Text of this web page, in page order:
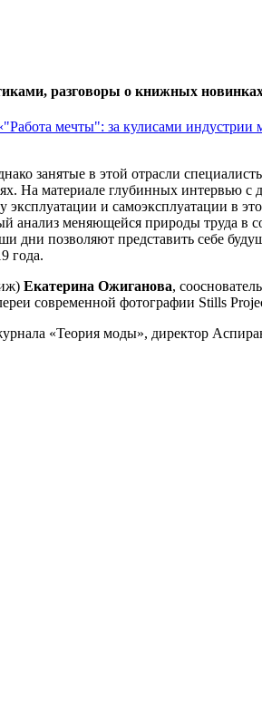
разговоры о книжных
мечты": за кулисами индустрии
занятые в этой отрасли
На материале глубинных интервью с
и самоэксплуатации в
анализ меняющейся природы труда в
дни позволяют представить себе
года.
Екатерина Ожиганова,
современной фотографии Stills
«Теория моды», директор